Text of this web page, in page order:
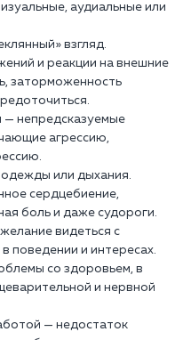
аудиальные или
взгляд.
и реакции на внешние
заторможенность
— непредсказуемые
агрессию,
или дыхания.
сердцебиение,
боль и даже судороги.
видеться с
поведении и интересах.
со здоровьем, в
и нервной
— недостаток